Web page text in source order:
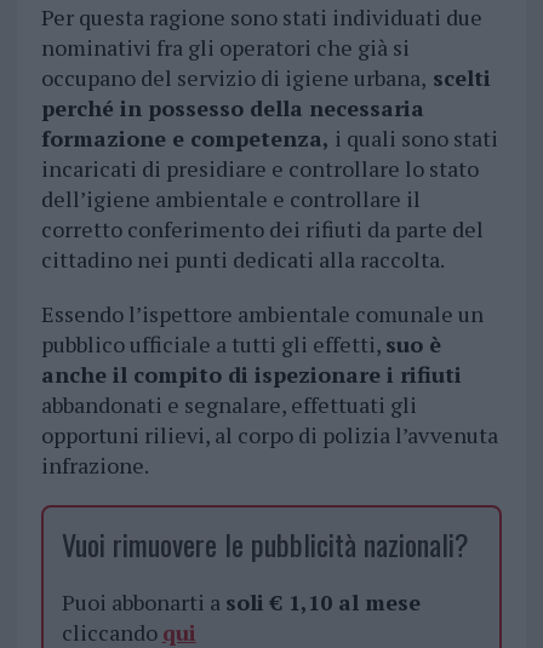
Per questa ragione sono stati individuati due
nominativi fra gli operatori che già si
occupano del servizio di igiene urbana, scelti
perché in possesso della necessaria
formazione e competenza, i quali sono stati
incaricati di presidiare e controllare lo stato
dell’igiene ambientale e controllare il
corretto conferimento dei rifiuti da parte del
cittadino nei punti dedicati alla raccolta.
Essendo l’ispettore ambientale comunale un
pubblico ufficiale a tutti gli effetti, suo è
anche il compito di ispezionare i rifiuti
abbandonati e segnalare, effettuati gli
opportuni rilievi, al corpo di polizia l’avvenuta
infrazione.
Vuoi rimuovere le pubblicità nazionali?
Puoi abbonarti a soli € 1,10 al mese
cliccando qui